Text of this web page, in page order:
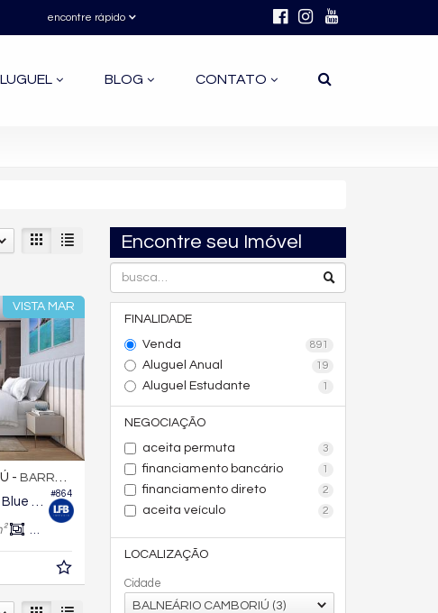
encontre rápido
BLOG CONTATO
Encontre seu Imóvel
FINALIDADE
Venda
891
Aluguel Anual 19
Aluguel Estudante 1
NEGOCIAÇÃO
aceita permuta
3
financiamento bancário 1
financiamento direto 2
aceita veículo 2
LOCALIZAÇÃO
Cidade
BALNEÁRIO CAMBORIÚ (3)
VISTA MAR
#864
- BARRA NORTE
164,